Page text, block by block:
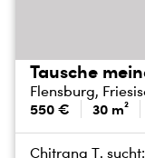
Tausche
Flensburg,
550 € 30 m²
Chitrang T. sucht: